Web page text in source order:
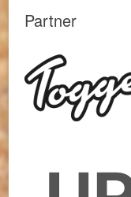
Partner